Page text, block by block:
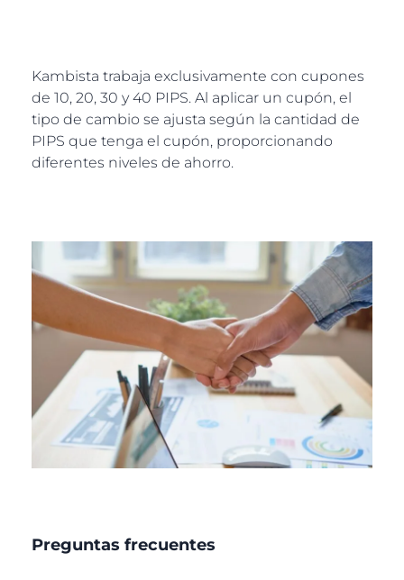
Kambista trabaja exclusivamente con cupones
de 10, 20, 30 y 40 PIPS. Al aplicar un cupón, el
tipo de cambio se ajusta según la cantidad de
PIPS que tenga el cupón, proporcionando
diferentes niveles de ahorro.
Preguntas frecuentes